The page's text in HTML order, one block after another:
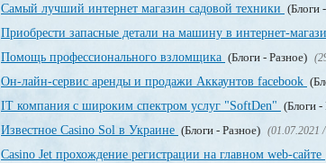
Самый лучший интернет магазин садовой техники (Блоги
Приобрести запасные детали на машину в интернет-
Помощь профессионального взломщика (Блоги - Разное)
Он-лайн-сервис аренды и продажи Аккаунтов facebook
IT компания с широким спектром услуг "SoftDen" (Блоги -
Известное Casino Sol в Украине (Блоги - Разное) (01.07.2021
Сasino Jet прохождение регистрации на главном web-сайте